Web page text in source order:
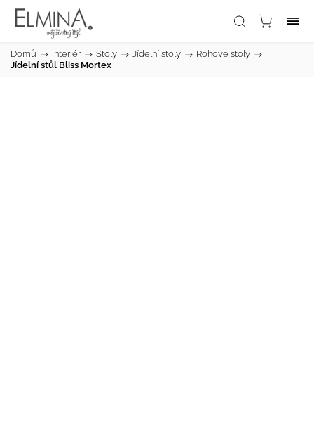
Domů / Interiér / Stoly / Jídelní stoly / Rohové stoly /
Jídelní stůl Bliss Mortex